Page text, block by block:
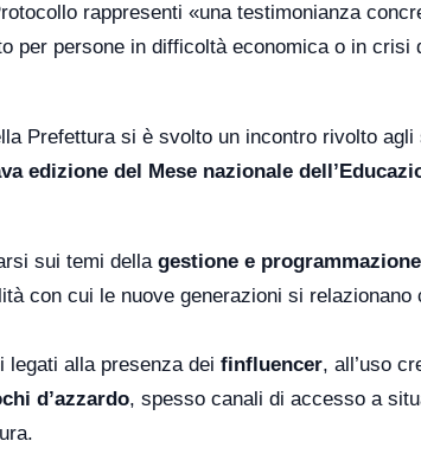
rappresenti «una testimonianza
per persone in difficoltà economica o in crisi
Prefettura si è svolto un incontro rivolto
edizione del Mese nazionale
sui temi della gestione e
con cui le nuove generazioni si relazionano
legati alla presenza dei finfluencer, all’uso
d’azzardo, spesso canali di accesso a